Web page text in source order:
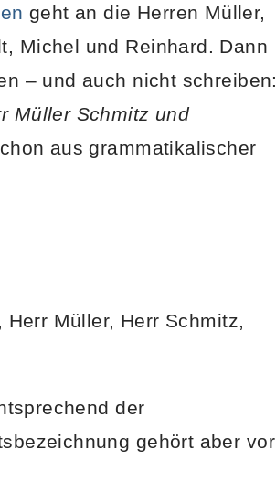
geht an die Herren Müller,
Michel und Reinhard. Dann
– und auch nicht schreiben:
Müller Schmitz und
aus grammatikalischer
Müller, Herr Schmitz,
der
gehört aber vor